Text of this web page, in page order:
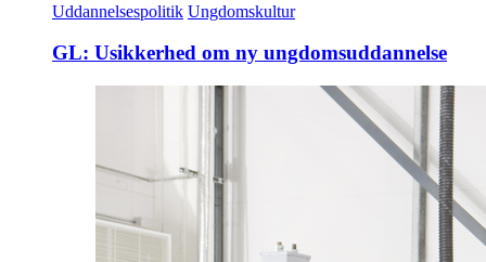
Uddannelsespolitik Ungdomskultur
GL: Usikkerhed om ny ungdomsuddannelse